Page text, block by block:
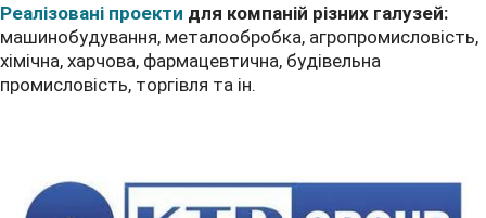
Реалізовані проекти для компаній різних галузей:
машинобудування, металообробка, агропромисловість,
хімічна, харчова, фармацевтична, будівельна
промисловість, торгівля та ін.